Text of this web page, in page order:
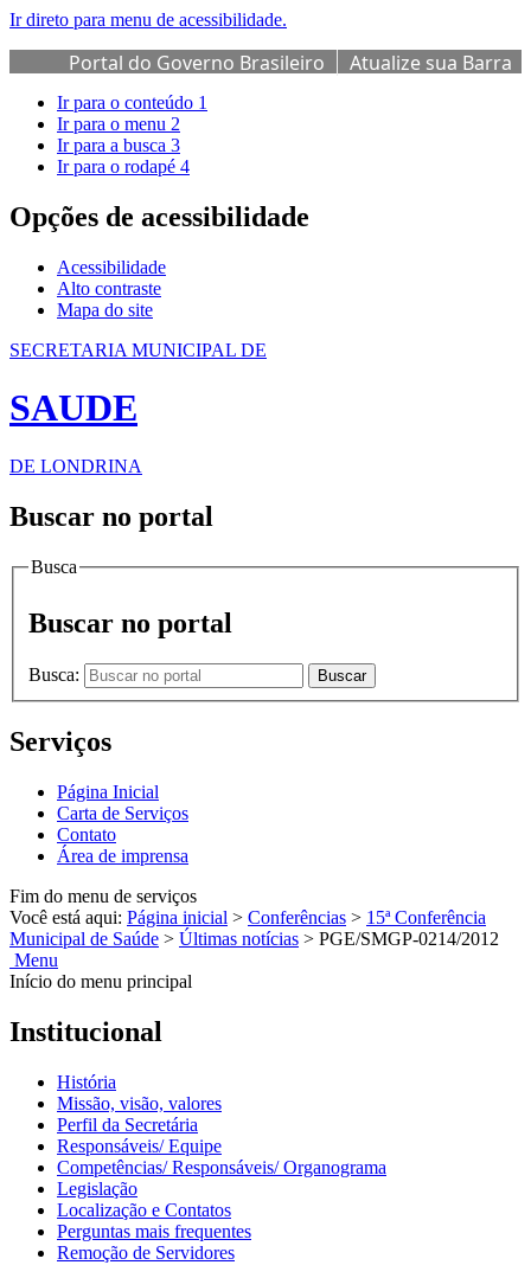
Ir direto para menu de acessibilidade.
Portal do Governo Brasileiro
Atualize sua Barra
de Governo
Ir para o conteúdo 1
Ir para o menu 2
Ir para a busca 3
Ir para o rodapé 4
Opções de acessibilidade
Acessibilidade
Alto contraste
Mapa do site
SECRETARIA MUNICIPAL DE
SAUDE
DE LONDRINA
Buscar no portal
Busca
Buscar no portal
Busca: Buscar
Serviços
Página Inicial
Carta de Serviços
Contato
Área de imprensa
Fim do menu de serviços
Você está aqui: Página inicial > Conferências > 15ª Conferência
Municipal de Saúde > Últimas notícias > PGE/SMGP-0214/2012
Menu
Início do menu principal
Institucional
História
Missão, visão, valores
Perfil da Secretária
Responsáveis/ Equipe
Competências/ Responsáveis/ Organograma
Legislação
Localização e Contatos
Perguntas mais frequentes
Remoção de Servidores